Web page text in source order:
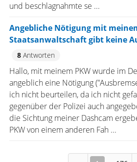
und beschlagnahmte se ...
Angebliche Nötigung mit
Staatsanwaltschaft gibt keine
8Antworten
Hallo, mit meinem PKW wurde im
angeblich eine Nötigung
ich nicht beurteilen, da ich nicht
gegenüber der Polizei auch
die Sichtung meiner Dashcam
PKW von einem anderen Fah ...